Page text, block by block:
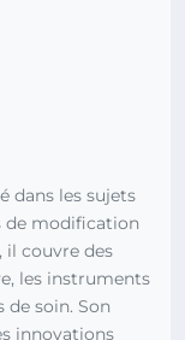
dans les sujets
de modification
il couvre des
les instruments
de soin. Son
innovations